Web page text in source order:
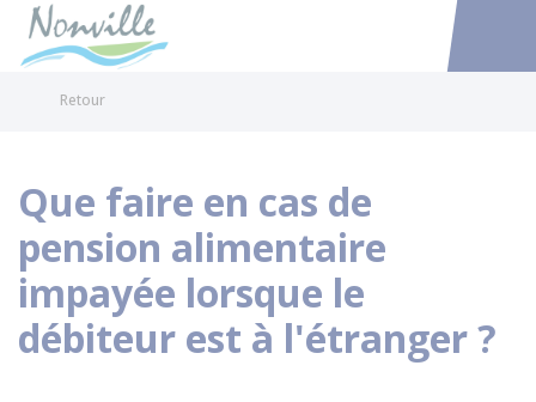
Accéder
Retour
Que faire en cas de
pension alimentaire
impayée lorsque le
débiteur est à l'étranger ?